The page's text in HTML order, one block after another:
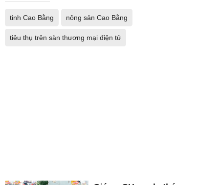
tỉnh Cao Bằng nông sản Cao Bằng
tiêu thụ trên sàn thương mại điện tử